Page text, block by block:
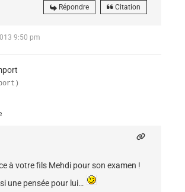
Répondre Citation
9:50 pm
à votre fils Mehdi pour son examen !
une pensée pour lui…